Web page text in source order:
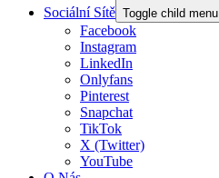
Sociální Sítě Toggle child menu
Facebook
Instagram
LinkedIn
Onlyfans
Pinterest
Snapchat
TikTok
X (Twitter)
YouTube